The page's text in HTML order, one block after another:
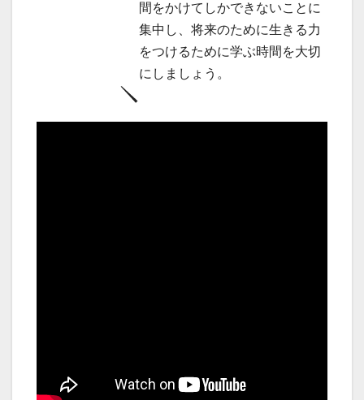
間をかけてしかできないことに
集中し、将来のために生きる力
をつけるために学ぶ時間を大切
にしましょう。